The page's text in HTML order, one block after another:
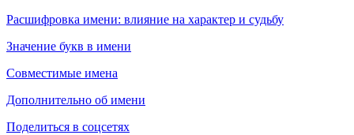
Расшифровка имени: влияние на характер и судьбу
Значение букв в имени
Совместимые имена
Дополнительно об имени
Поделиться в соцсетях